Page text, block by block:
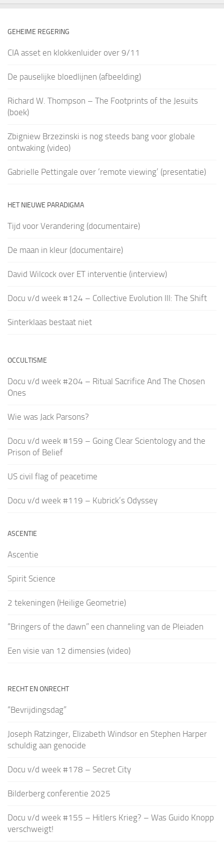
GEHEIME REGERING
CIA asset en klokkenluider over 9/11
De pauselijke bloedlijnen (afbeelding)
Richard W. Thompson – The Footprints of the Jesuits
(boek)
Zbigniew Brzezinski is nog steeds bang voor globale
ontwaking (video)
Gabrielle Pettingale over ‘remote viewing’ (presentatie)
HET NIEUWE PARADIGMA
Tijd voor Verandering (documentaire)
De maan in kleur (documentaire)
David Wilcock over ET interventie (interview)
Docu v/d week #124 – Collective Evolution III: The Shift
Sinterklaas bestaat niet
OCCULTISME
Docu v/d week #204 – Ritual Sacrifice And The Chosen
Ones
Wie was Jack Parsons?
Docu v/d week #159 – Going Clear Scientology and the
Prison of Belief
US civil flag of peacetime
Docu v/d week #119 – Kubrick’s Odyssey
ASCENTIE
Ascentie
Spirit Science
2 tekeningen (Heilige Geometrie)
“Bringers of the dawn” een channeling van de Pleiaden
Een visie van 12 dimensies (video)
RECHT EN ONRECHT
“Bevrijdingsdag”
Joseph Ratzinger, Elizabeth Windsor en Stephen Harper
schuldig aan genocide
Docu v/d week #178 – Secret City
Bilderberg conferentie 2025
Docu v/d week #155 – Hitlers Krieg? – Was Guido Knopp
verschweigt!